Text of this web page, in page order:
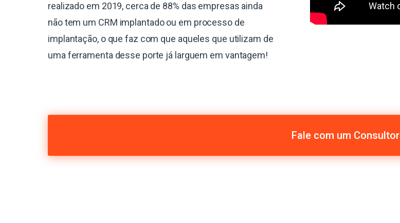
realizado em 2019, cerca de 88% das empresas ainda
não tem um CRM implantado ou em processo de
implantação, o que faz com que aqueles que utilizam de
uma ferramenta desse porte já larguem em vantagem!
Fale com um Consultor